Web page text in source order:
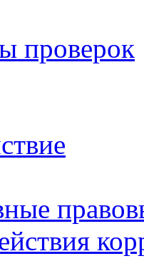
проверок